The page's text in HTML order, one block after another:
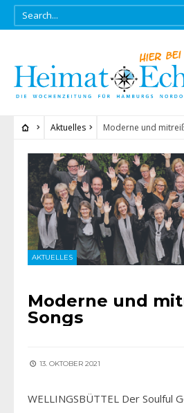
Aktuelles Moderne und
AKTUELLES
Moderne und
Songs
13. OKTOBER 2021
WELLINGSBÜTTEL Der Soulful